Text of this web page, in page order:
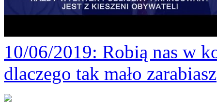
10/06/2019: Robią nas w
dlaczego tak mało zarabiasz